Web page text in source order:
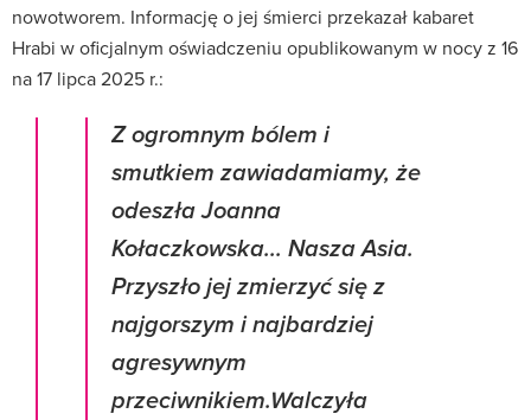
nowotworem. Informację o jej śmierci przekazał kabaret
Hrabi w oficjalnym oświadczeniu opublikowanym w nocy z 16
na 17 lipca 2025 r.:
Z ogromnym bólem i
smutkiem zawiadamiamy, że
odeszła Joanna
Kołaczkowska... Nasza Asia.
Przyszło jej zmierzyć się z
najgorszym i najbardziej
agresywnym
przeciwnikiem.Walczyła